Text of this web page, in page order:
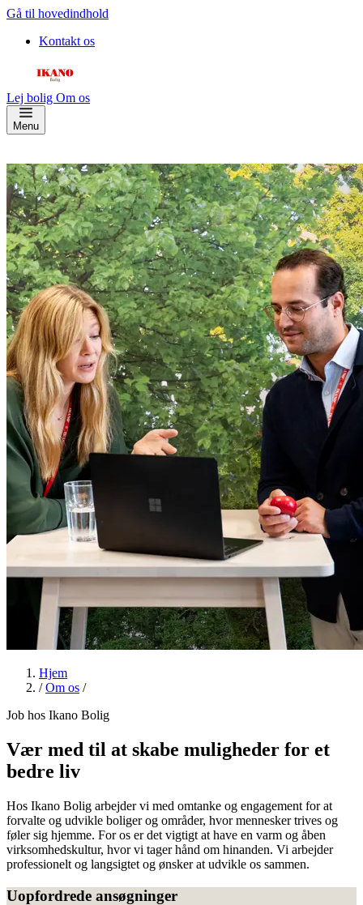
Gå til hovedindhold
Kontakt os
Lej bolig Om os
Menu
Hjem
/ Om os /
Job hos Ikano Bolig
Vær med til at skabe muligheder for et
bedre liv
Hos Ikano Bolig arbejder vi med omtanke og engagement for at
forvalte og udvikle boliger og områder, hvor mennesker trives og
føler sig hjemme. For os er det vigtigt at have en varm og åben
virksomhedskultur, hvor vi tager hånd om hinanden. Vi arbejder
professionelt og langsigtet og ønsker at udvikle os sammen.
Uopfordrede ansøgninger